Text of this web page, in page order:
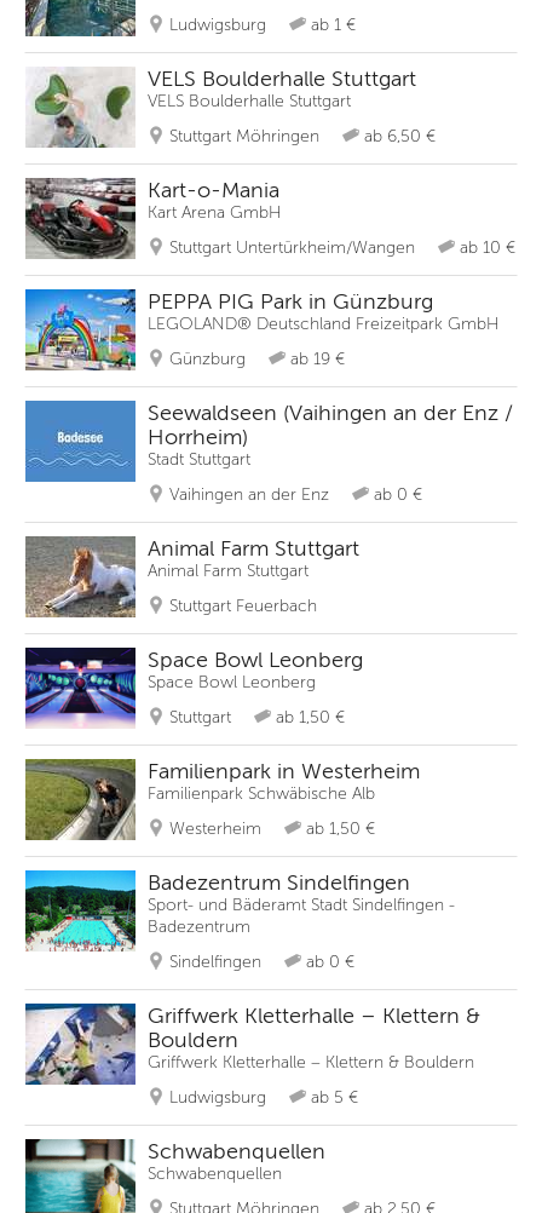
Ludwigsburg
ab 1 €
VELS Boulderhalle Stuttgart
VELS Boulderhalle Stuttgart
Stuttgart Möhringen
ab 6,50 €
Kart-o-Mania
Kart Arena GmbH
Stuttgart Untertürkheim/Wangen
ab 10 €
PEPPA PIG Park in Günzburg
LEGOLAND® Deutschland Freizeitpark GmbH
Günzburg
ab 19 €
Seewaldseen (Vaihingen an der Enz /
Horrheim)
Stadt Stuttgart
Vaihingen an der Enz
ab 0 €
Animal Farm Stuttgart
Animal Farm Stuttgart
Stuttgart Feuerbach
Space Bowl Leonberg
Space Bowl Leonberg
Stuttgart
ab 1,50 €
Familienpark in Westerheim
Familienpark Schwäbische Alb
Westerheim
ab 1,50 €
Badezentrum Sindelfingen
Sport- und Bäderamt Stadt Sindelfingen -
Badezentrum
Sindelfingen
ab 0 €
Griffwerk Kletterhalle – Klettern &
Bouldern
Griffwerk Kletterhalle – Klettern & Bouldern
Ludwigsburg
ab 5 €
Schwabenquellen
Schwabenquellen
Stuttgart Möhringen
ab 2,50 €